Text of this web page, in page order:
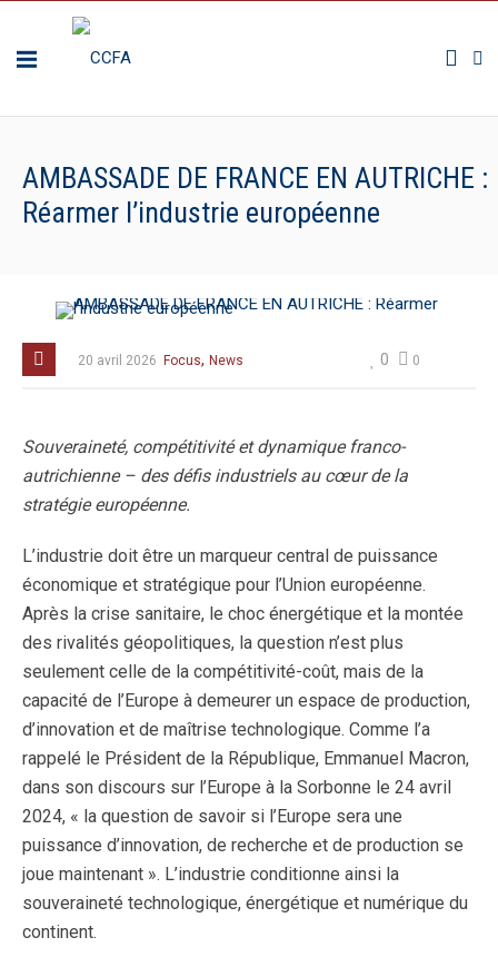
AMBASSADE DE FRANCE EN AUTRICHE :
Réarmer l’industrie européenne
20 avril 2026 Focus, News 0
0
Souveraineté, compétitivité et dynamique franco-
autrichienne – des défis industriels au cœur de la
stratégie européenne.
L’industrie doit être un marqueur central de puissance
économique et stratégique pour l’Union européenne.
Après la crise sanitaire, le choc énergétique et la montée
des rivalités géopolitiques, la question n’est plus
seulement celle de la compétitivité-coût, mais de la
capacité de l’Europe à demeurer un espace de production,
d’innovation et de maîtrise technologique. Comme l’a
rappelé le Président de la République, Emmanuel Macron,
dans son discours sur l’Europe à la Sorbonne le 24 avril
2024, « la question de savoir si l’Europe sera une
puissance d’innovation, de recherche et de production se
joue maintenant ». L’industrie conditionne ainsi la
souveraineté technologique, énergétique et numérique du
continent.